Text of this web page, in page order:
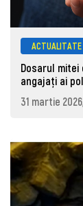
ACTUALITATE
Dosarul
angajați ai
31 martie